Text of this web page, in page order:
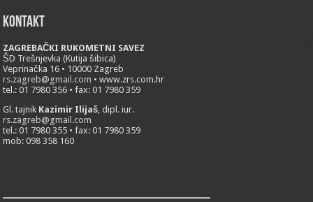
Kontakt
ZAGREBAČKI RUKOMETNI SAVEZ
ŠD Trešnjevka (Kutija šibica)
Veprinačka 16 • 10000 Zagreb
rs.zagreb@gmail.com • www.zrs.com.hr
tel.: 01 7980 356 • fax: 01 7980 359
Gl. tajnik Kazimir Ilijaš , dipl. iur.
rs.zagreb@gmail.com
tel.: 01 7980 355 • fax: 01 7980 359
mob: 098 358 160
___________________________